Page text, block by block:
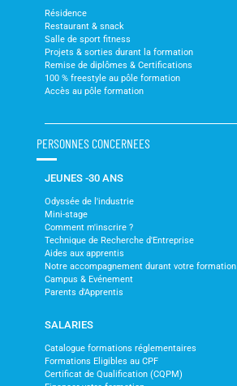
Résidence
Restaurant & snack
Salle de sport fitness
Projets & sorties durant la formation
Remise de diplômes & Certifications
100 % freestyle au pôle formation
Accès au pôle formation
PERSONNES CONCERNEES
JEUNES -30 ANS
Odyssée de l'industrie
Mini-stage
Comment m'inscrire ?
Technique de Recherche d'Entreprise
Aides aux apprentis
Notre accompagnement durant votre formation
Campus & Evénement
Parents d'Apprentis
SALARIES
Catalogue formations réglementaires
Formations Eligibles au CPF
Certificat de Qualification (CQPM)